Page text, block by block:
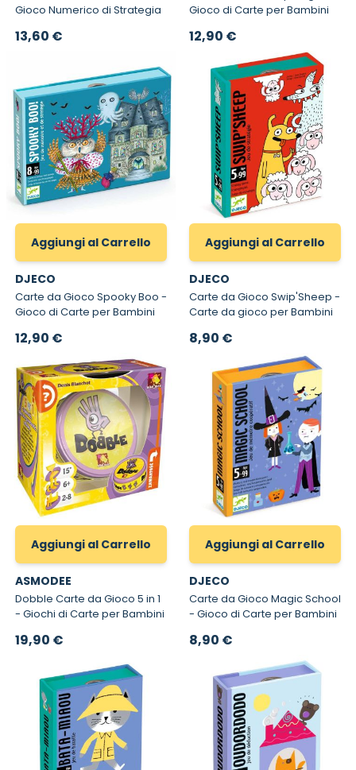
Gioco Numerico di Strategia
13,60 €
Gioco di Carte per Bambini
12,90 €
Aggiungi al Carrello
DJECO
Carte da Gioco Spooky Boo -
Gioco di Carte per Bambini
12,90 €
Aggiungi al Carrello
DJECO
Carte da Gioco Swip'Sheep -
Carte da gioco per Bambini
8,90 €
Aggiungi al Carrello
ASMODEE
Dobble Carte da Gioco 5 in 1
- Giochi di Carte per Bambini
19,90 €
Aggiungi al Carrello
DJECO
Carte da Gioco Magic School
- Gioco di Carte per Bambini
8,90 €